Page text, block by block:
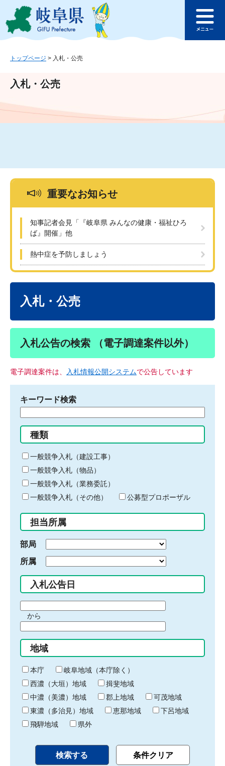
ジ
ュ
文
このページの本文へ
ュ
トップページ > 入札・公売
入札・公売
重要なお知らせ
知事記者会見「『岐阜県 みんなの健康・福祉ひろ
ば』開催」他
熱中症を予防しましょう
入札・公売
入札公告の検索 （電子調達案件以外）
電子調達案件は、 入札情報公開システムで公告しています
キーワード検索
る
キ
ー
ワ
ー
ド
入
力
種類
一般競争入札（建設工事）
一般競争入札（物品）
一般競争入札（業務委託）
一般競争入札（その他）
公募型プロポーザル
担当所属
部局
所属
入札公告日
間
始
り
から
間
終
わ
り
地域
本庁
岐阜地域（本庁除く）
西濃（大垣）地域
揖斐地域
中濃（美濃）地域
郡上地域
可茂地域
東濃（多治見）地域
恵那地域
下呂地域
飛騨地域
県外